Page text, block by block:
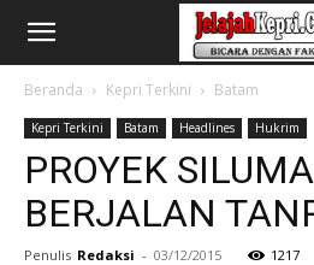
Beranda Kepri Terkini Batam
Kepri Terkini Batam Headlines Hukrim
PROYEK
BERJALAN
Penulis Redaksi - 03/12/2015 1217